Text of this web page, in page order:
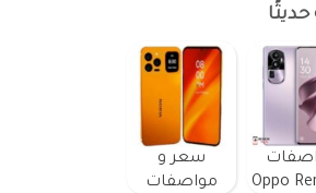
Oppo
سعر و
مواصفات